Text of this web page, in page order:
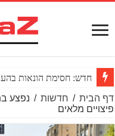
חדש: חסימת הונאות
דף הבית / חדשות / נפצע
פיצויים מלאים